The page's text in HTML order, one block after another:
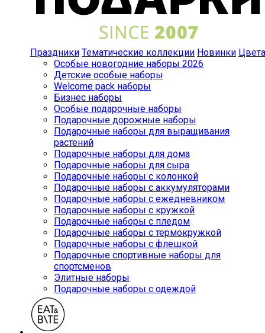
Праздники Тематические коллекции Новинки Цвета
Особые новогодние наборы 2026
Детские особые наборы
Welcome pack наборы
Бизнес наборы
Особые подарочные наборы
Подарочные дорожные наборы
Подарочные наборы для выращивания
растений
Подарочные наборы для дома
Подарочные наборы для сыра
Подарочные наборы с колонкой
Подарочные наборы с аккумуляторами
Подарочные наборы с ежедневником
Подарочные наборы с кружкой
Подарочные наборы с пледом
Подарочные наборы с термокружкой
Подарочные наборы с флешкой
Подарочные спортивные наборы для
спортсменов
Элитные наборы
Подарочные наборы с одеждой